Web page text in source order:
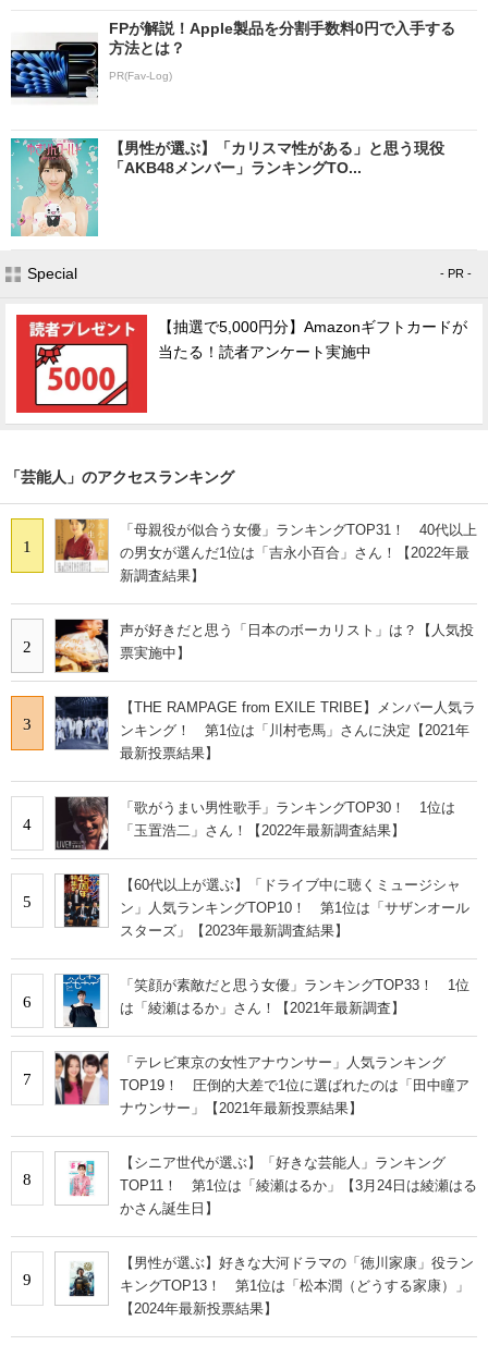
FPが解説！Apple製品を分割手数料0円で入手する
方法とは？
PR(Fav-Log)
【男性が選ぶ】「カリスマ性がある」と思う現役
「AKB48メンバー」ランキングTO...
Special - PR -
【抽選で5,000円分】Amazonギフトカードが
当たる！読者アンケート実施中
「芸能人」のアクセスランキング
1
「母親役が似合う女優」ランキングTOP31！ 40代以上
の男女が選んだ1位は「吉永小百合」さん！【2022年最
新調査結果】
2
声が好きだと思う「日本のボーカリスト」は？【人気投
票実施中】
3
【THE RAMPAGE from EXILE TRIBE】メンバー人気ラ
ンキング！ 第1位は「川村壱馬」さんに決定【2021年
最新投票結果】
4
「歌がうまい男性歌手」ランキングTOP30！ 1位は
「玉置浩二」さん！【2022年最新調査結果】
5
【60代以上が選ぶ】「ドライブ中に聴くミュージシャ
ン」人気ランキングTOP10！ 第1位は「サザンオール
スターズ」【2023年最新調査結果】
6
「笑顔が素敵だと思う女優」ランキングTOP33！ 1位
は「綾瀬はるか」さん！【2021年最新調査】
7
「テレビ東京の女性アナウンサー」人気ランキング
TOP19！ 圧倒的大差で1位に選ばれたのは「田中瞳ア
ナウンサー」【2021年最新投票結果】
8
【シニア世代が選ぶ】「好きな芸能人」ランキング
TOP11！ 第1位は「綾瀬はるか」【3月24日は綾瀬はる
かさん誕生日】
9
【男性が選ぶ】好きな大河ドラマの「徳川家康」役ラン
キングTOP13！ 第1位は「松本潤（どうする家康）」
【2024年最新投票結果】